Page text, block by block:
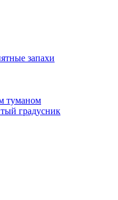
запахи
туманом
градусник